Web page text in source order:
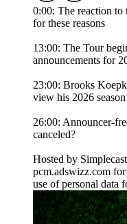
0:00: The reaction to
for these reasons
13:00: The Tour
announcements for
23:00: Brooks
view his 2026 season
26:00: Announcer-
canceled?
Hosted by
pcm.adswizz.com
use of personal data